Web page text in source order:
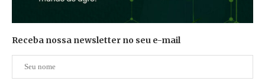
Receba nossa newsletter no seu e-mail